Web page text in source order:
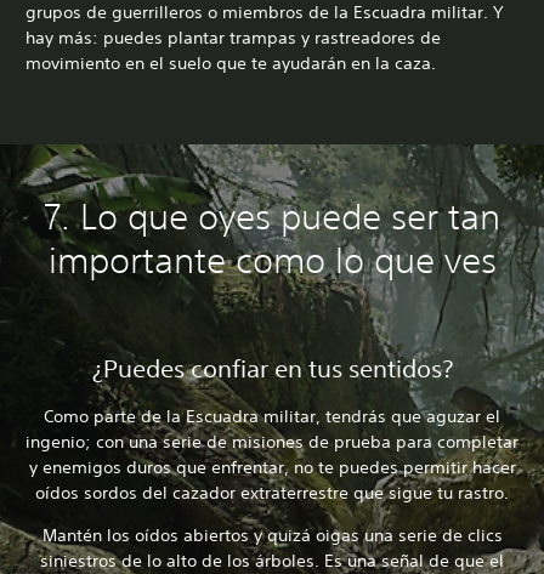
grupos de guerrilleros o miembros de la Escuadra militar. Y
hay más: puedes plantar trampas y rastreadores de
movimiento en el suelo que te ayudarán en la caza.
7. Lo que oyes puede ser tan
importante como lo que ves
¿Puedes confiar en tus sentidos?
Como parte de la Escuadra militar, tendrás que aguzar el
ingenio; con una serie de misiones de prueba para completar
y enemigos duros que enfrentar, no te puedes permitir hacer
oídos sordos del cazador extraterrestre que sigue tu rastro.
Mantén los oídos abiertos y quizá oigas una serie de clics
siniestros de lo alto de los árboles. Es una señal de que el